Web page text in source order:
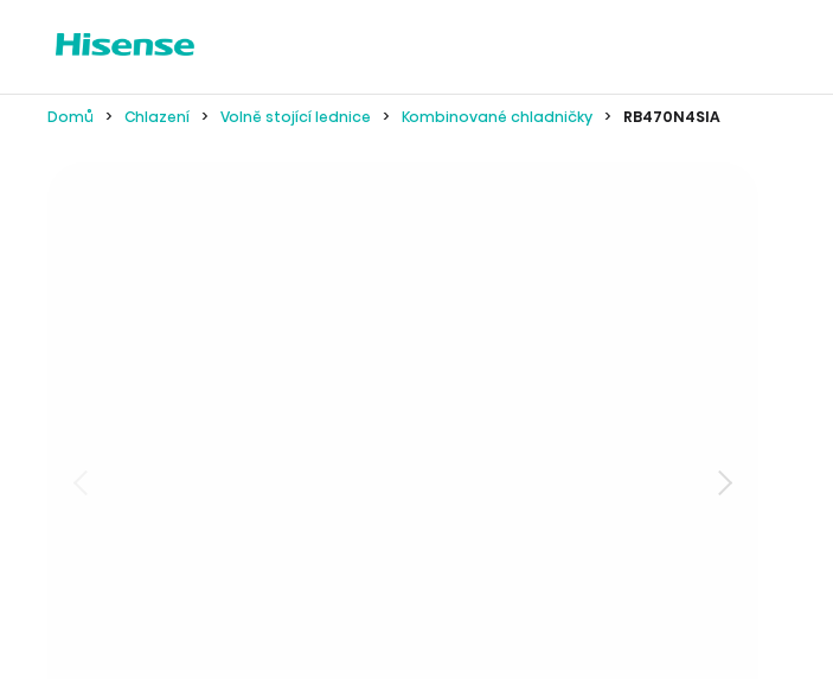
Domů Chlazení Volně stojící lednice Kombinované chladničky RB470N4SIA